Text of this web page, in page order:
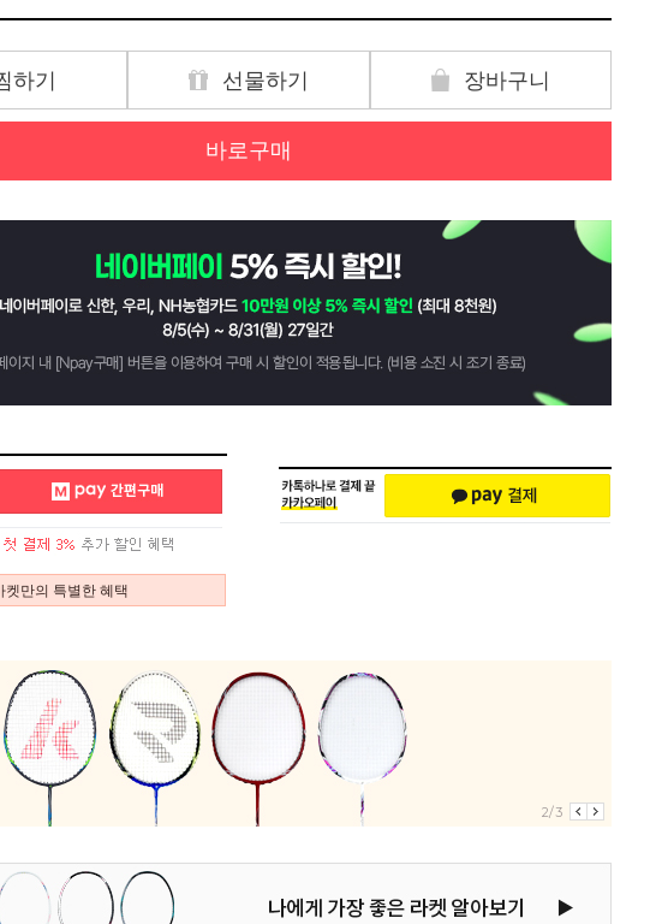
하기 선물하기 장바구니
바로구매
켓만의 특별한 혜택
2/3